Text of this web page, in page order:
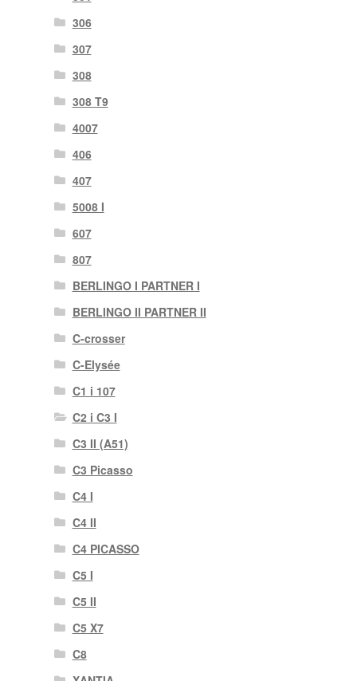
306
307
308
308 T9
4007
406
407
5008 I
607
807
BERLINGO I PARTNER I
BERLINGO II PARTNER II
C-crosser
C-Elysée
C1 i 107
C2 i C3 I
C3 II (A51)
C3 Picasso
C4 I
C4 II
C4 PICASSO
C5 I
C5 II
C5 X7
C8